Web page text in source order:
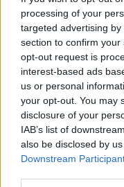
processing of your
targeted advertising
section to confirm
opt-out request is
interest-based ads
us or personal
your opt-out. You may
disclosure of your
IAB’s list of
also be disclosed by
Downstream
από εκεί και πέρα
περιπτώσεις των
Καρασαλίδηκαι
Ο Βόσνιος
έχοντας
η μαγνητική του
πληροφορίες
πιθανότητες,
παρών στη